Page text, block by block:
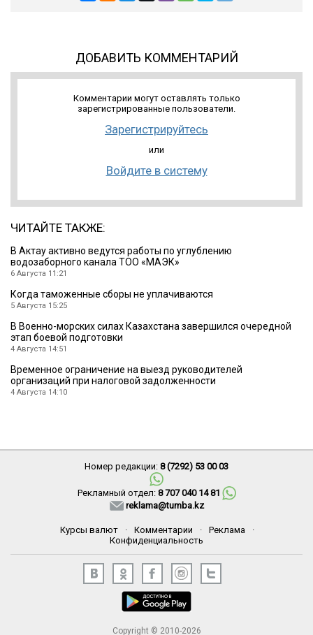
ДОБАВИТЬ КОММЕНТАРИЙ
Комментарии могут оставлять только
зарегистрированные пользователи.
Зарегистрируйтесь
или
Войдите в систему
ЧИТАЙТЕ ТАКЖЕ:
В Актау активно ведутся работы по углублению
водозаборного канала ТОО «МАЭК»
6 Августа 11:21
Когда таможенные сборы не уплачиваются
5 Августа 15:25
В Военно-морских силах Казахстана завершился очередной
этап боевой подготовки
4 Августа 14:51
Временное ограничение на выезд руководителей
организаций при налоговой задолженности
4 Августа 14:10
Номер редакции: 8 (7292) 53 00 03
Рекламный отдел: 8 707 040 14 81
reklama@tumba.kz
Курсы валют · Комментарии · Реклама
·
Конфиденциальность
Copyright © 2010-2026